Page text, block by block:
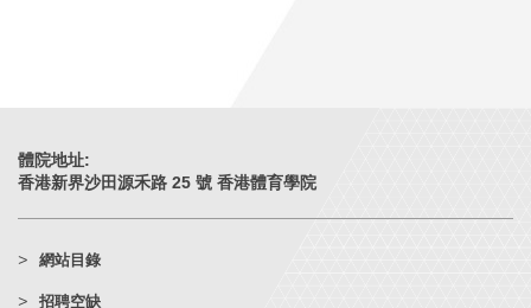
體院地址:
香港新界沙田源禾路 25 號 香港體育學院
網站目錄
招聘空缺